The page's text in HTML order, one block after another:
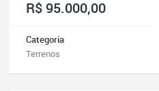
R$ 95.000,00
Categoria
Terrenos